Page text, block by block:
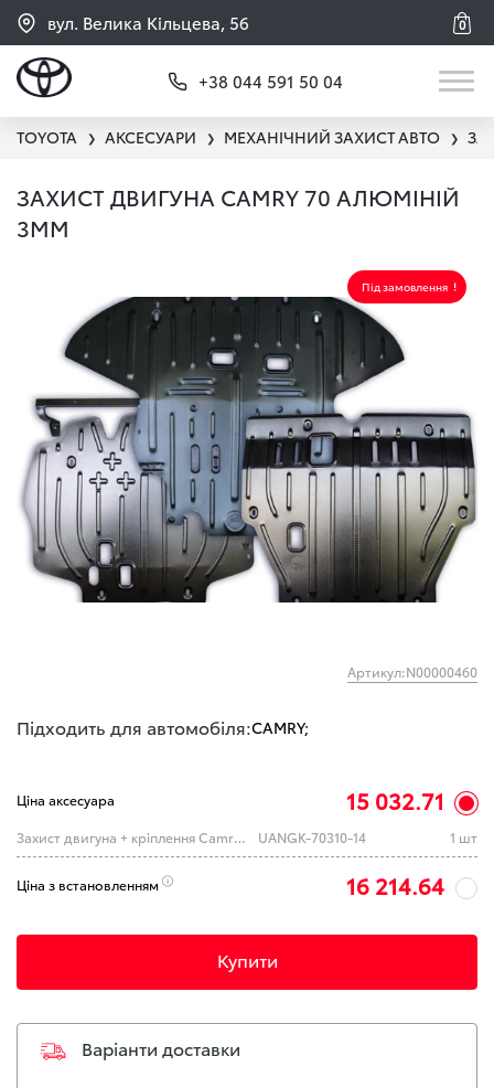
вул. Велика Кільцева, 56 0
+38 044 591 50 04
TOYOTA ❯ АКСЕСУАРИ ❯ МЕХАНІЧНИЙ ЗАХИСТ АВТО ❯
ЗАХИСТ ДВИГУНА CAMRY 70 АЛЮМІНІЙ
3ММ
Під замовлення
Артикул:N00000460
Підходить для автомобіля:CAMRY;
Ціна аксесуара 15 032.71
Захист двигуна + кріплення Camry(XV70/80) АЛЮМІНІЙ 3мм UANGK-70310-14 1 шт
Ціна з встановленням 16 214.64
Купити
Варіанти доставки